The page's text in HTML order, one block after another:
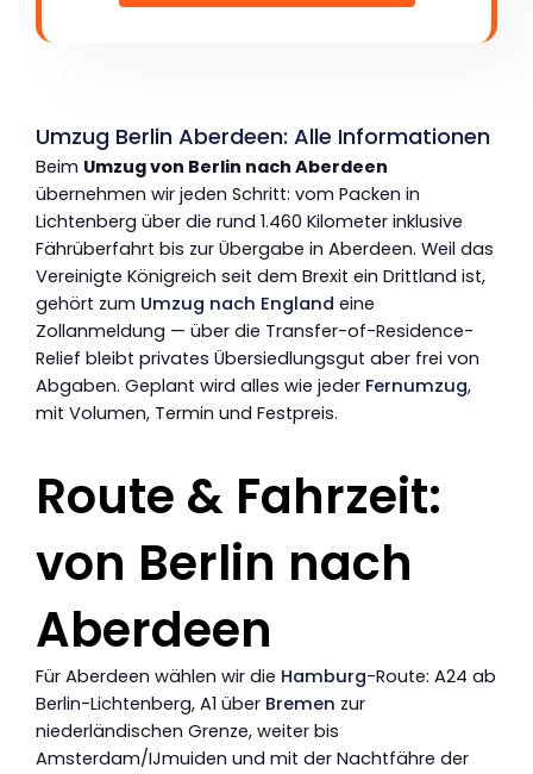
Umzug Berlin Aberdeen: Alle Informationen
Beim Umzug von Berlin nach Aberdeen
übernehmen wir jeden Schritt: vom Packen in
Lichtenberg über die rund 1.460 Kilometer inklusive
Fährüberfahrt bis zur Übergabe in Aberdeen. Weil das
Vereinigte Königreich seit dem Brexit ein Drittland ist,
gehört zum Umzug nach England eine
Zollanmeldung — über die Transfer-of-Residence-
Relief bleibt privates Übersiedlungsgut aber frei von
Abgaben. Geplant wird alles wie jeder Fernumzug,
mit Volumen, Termin und Festpreis.
Route & Fahrzeit:
von Berlin nach
Aberdeen
Für Aberdeen wählen wir die Hamburg-Route: A24 ab
Berlin-Lichtenberg, A1 über Bremen zur
niederländischen Grenze, weiter bis
Amsterdam/IJmuiden und mit der Nachtfähre der